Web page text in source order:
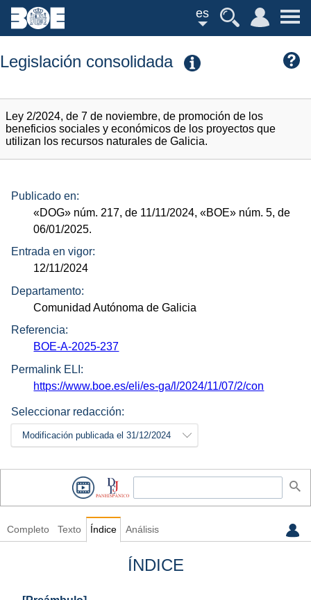
es
Legislación consolidada
Ley 2/2024, de 7 de noviembre, de promoción de los
beneficios sociales y económicos de los proyectos que
utilizan los recursos naturales de Galicia.
Publicado en:
«DOG» núm. 217, de 11/11/2024,«BOE» núm. 5, de
06/01/2025.
Entrada en vigor:
12/11/2024
Departamento:
Comunidad Autónoma de Galicia
Referencia:
BOE-A-2025-237
Permalink ELI:
https://www.boe.es/eli/es-ga/l/2024/11/07/2/con
Seleccionar redacción:
Modificación publicada el 31/12/2024
Completo Texto Índice Análisis
ÍNDICE